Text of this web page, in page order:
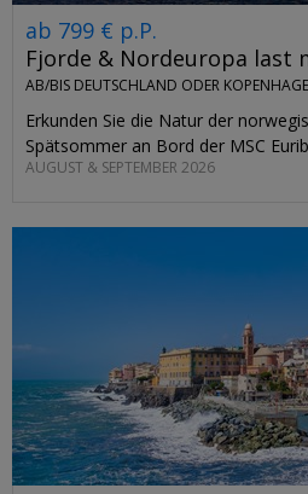
ab 799 € p.P.
Fjorde & Nordeuropa last
AB/BIS DEUTSCHLAND ODER
Erkunden Sie die Natur der
Spätsommer an Bord der MSC
AUGUST & SEPTEMBER 2026